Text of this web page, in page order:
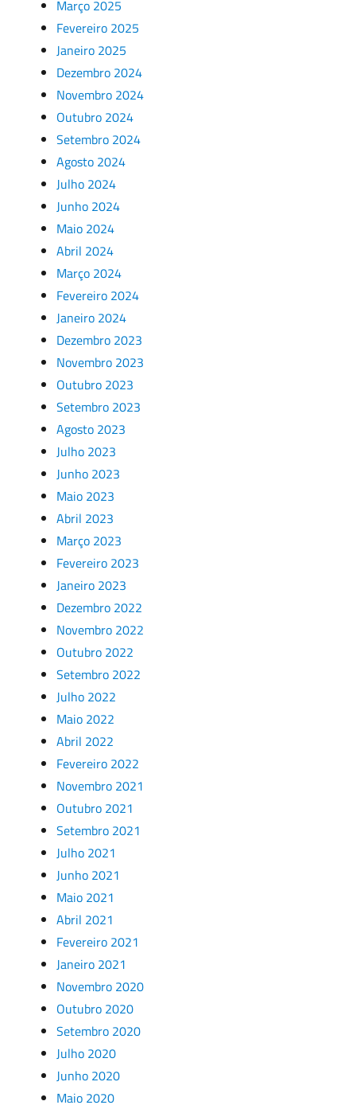
Março 2025
Fevereiro 2025
Janeiro 2025
Dezembro 2024
Novembro 2024
Outubro 2024
Setembro 2024
Agosto 2024
Julho 2024
Junho 2024
Maio 2024
Abril 2024
Março 2024
Fevereiro 2024
Janeiro 2024
Dezembro 2023
Novembro 2023
Outubro 2023
Setembro 2023
Agosto 2023
Julho 2023
Junho 2023
Maio 2023
Abril 2023
Março 2023
Fevereiro 2023
Janeiro 2023
Dezembro 2022
Novembro 2022
Outubro 2022
Setembro 2022
Julho 2022
Maio 2022
Abril 2022
Fevereiro 2022
Novembro 2021
Outubro 2021
Setembro 2021
Julho 2021
Junho 2021
Maio 2021
Abril 2021
Fevereiro 2021
Janeiro 2021
Novembro 2020
Outubro 2020
Setembro 2020
Julho 2020
Junho 2020
Maio 2020